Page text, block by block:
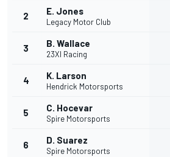
2 E. Jones
Legacy Motor Club
3 B. Wallace
23XI Racing
4 K. Larson
Hendrick Motorsports
5 C. Hocevar
Spire Motorsports
6 D. Suarez
Spire Motorsports